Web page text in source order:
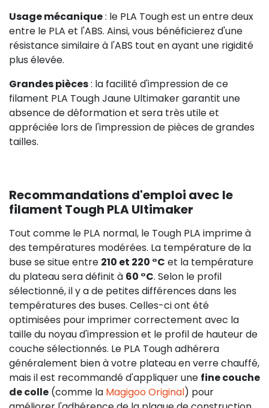
Usage mécanique: le PLA Tough est un entre deux
entre le PLA et l'ABS. Ainsi, vous bénéficierez d'une
résistance similaire à l'ABS tout en ayant une rigidité
plus élevée.
Grandes pièces: la facilité d'impression de ce
filament PLA Tough Jaune Ultimaker garantit une
absence de déformation et sera très utile et
appréciée lors de l'impression de pièces de grandes
tailles.
Recommandations d'emploi avec le
filament Tough PLA Ultimaker
Tout comme le PLA normal, le Tough PLA imprime à
des températures modérées. La température de la
buse se situe entre 210 et 220 °C et la température
du plateau sera définit à 60 °C. Selon le profil
sélectionné, il y a de petites différences dans les
températures des buses. Celles-ci ont été
optimisées pour imprimer correctement avec la
taille du noyau d'impression et le profil de hauteur de
couche sélectionnés. Le PLA Tough adhérera
généralement bien à votre plateau en verre chauffé,
mais il est recommandé d'appliquer une fine couche
de colle (comme la Magigoo Original) pour